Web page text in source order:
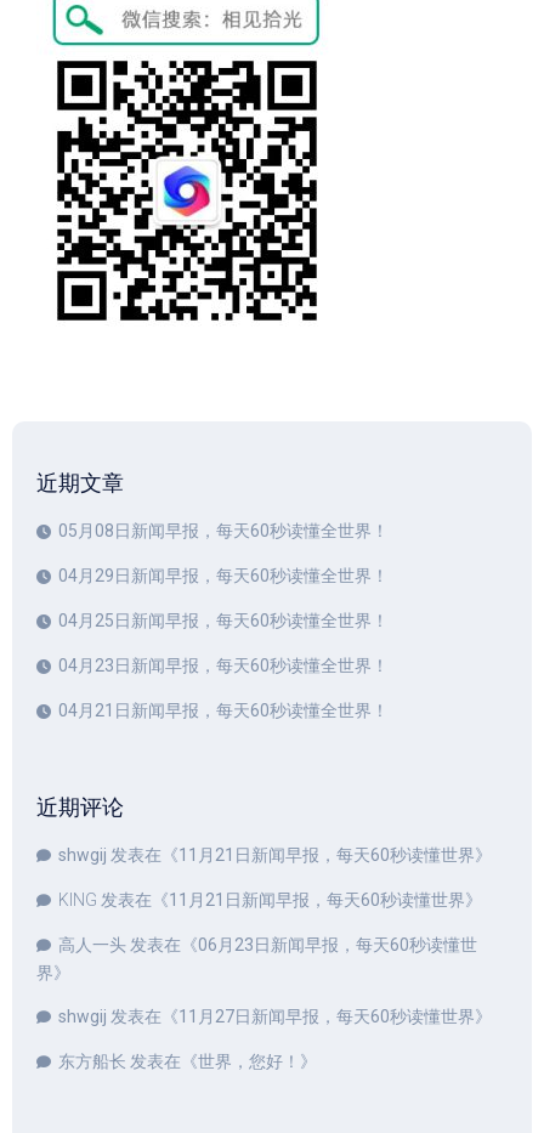
近期文章
05月08日新闻早报，每天60秒读懂全世界！
04月29日新闻早报，每天60秒读懂全世界！
04月25日新闻早报，每天60秒读懂全世界！
04月23日新闻早报，每天60秒读懂全世界！
04月21日新闻早报，每天60秒读懂全世界！
近期评论
shwgij 发表在《11月21日新闻早报，每天60秒读懂世界》
KING 发表在《11月21日新闻早报，每天60秒读懂世界》
高人一头发表在《06月23日新闻早报，每天60秒读懂世
界》
shwgij 发表在《11月27日新闻早报，每天60秒读懂世界》
东方船长 发表在《世界，您好！ 》